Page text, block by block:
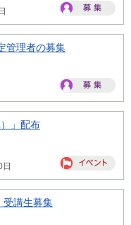
管理者の募集
」配布
受講生募集